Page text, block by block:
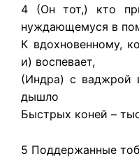
4 (Он тот,) кто
нуждающемуся в
К вдохновенному,
и) воспевает,
(Индра) с ваджрой
дышло
Быстрых коней –
5 Поддержанные